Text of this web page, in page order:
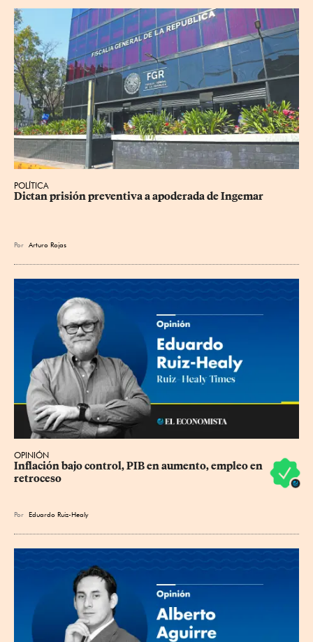
POLÍTICA
Dictan prisión preventiva a apoderada de Ingemar
Por Arturo Rojas
OPINIÓN
Inflación bajo control, PIB en aumento, empleo en
retroceso
Por Eduardo Ruiz-Healy